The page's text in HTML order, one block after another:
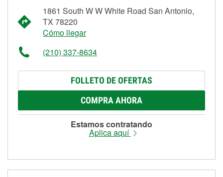
1861 South W W White Road San Antonio,
TX 78220
Cómo llegar
(210) 337-8634
FOLLETO DE OFERTAS
COMPRA AHORA
Estamos contratando
Aplica aquí